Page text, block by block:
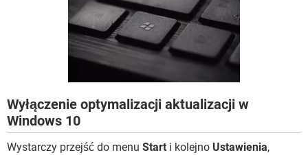
Wyłączenie optymalizacji aktualizacji w
Windows 10
Wystarczy przejść do menu Start i kolejno Ustawienia,